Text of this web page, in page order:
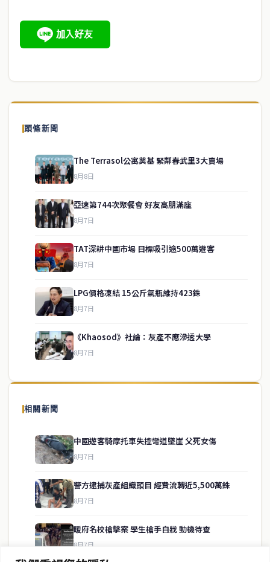
頭條新聞
The Terrasol公寓奠基 緊鄰春武里3大賣場
8月8日
亞速第744次聚餐會 好友高朋滿座
8月7日
TAT深耕中國市場 目標吸引逾500萬遊客
8月7日
LPG價格凍結 15公斤氣瓶維持423銖
8月7日
《Khaosod》社論：灰產不應滲透大學
8月7日
相關新聞
中國遊客騎摩托車失控彎道墜崖 父死女傷
8月7日
警方逮捕灰產組織頭目 經費流轉近5,500萬銖
8月7日
暖府名校槍擊案 學生槍手自戕 動機待查
8月7日
關於我們
泰國中文新聞（TCN）是一家總部設於曼谷的中文新聞媒體，致力於
供即時、客觀、多元的中文新聞內容。
房地產
service@thaichinesenews.com